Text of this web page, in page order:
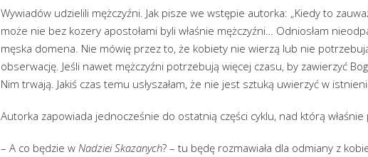
Wywiadów udzielili mężczyźni. Jak pisze we wstępie autorka: „Kiedy to
może nie bez kozery apostołami byli właśnie mężczyźni… Odniosłam
męska domena. Nie mówię przez to, że kobiety nie wierzą lub nie
obserwację. Jeśli nawet mężczyźni potrzebują więcej czasu, by zawierzyć
Nim trwają. Jakiś czas temu usłyszałam, że nie jest sztuką uwierzyć w
Autorka zapowiada jednocześnie do ostatnią części cyklu, nad którą właśnie
– A co będzie w Nadziei Skazanych? – tu będę rozmawiała dla odmiany z